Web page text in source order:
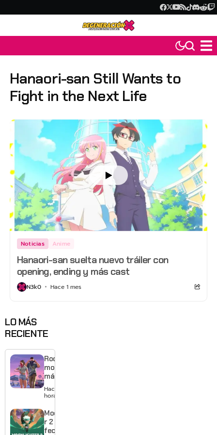
Hanaori-san Still Wants to
Fight in the Next Life
Noticias Anime
Hanaori-san suelta nuevo tráiler con
opening, ending y más cast
N3k0 Hace 1 mes
LO MÁS
RECIENTE
Rockstar
mostrará
más de
GTA 6 en
agosto
estreno
anticipado
en Netflix
Hace 8
horas
Moonlighte
r 2 ya tiene
fecha y